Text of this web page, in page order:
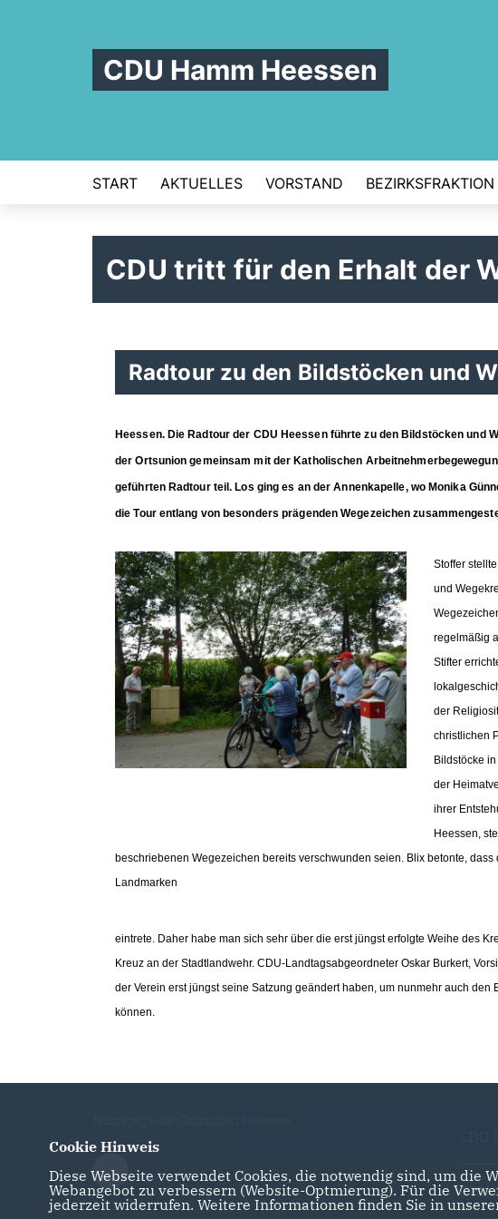
CDU Hamm Heessen
START AKTUELLES VORSTAND
CDU tritt für den Erhalt der
Radtour zu den Bildstöcken und
Heessen. Die Radtour der CDU Heessen führte zu den Bildstöcken und
der Ortsunion gemeinsam mit der Katholischen
geführten Radtour teil. Los ging es an der Annenkapelle, wo Monika
die Tour entlang von besonders prägenden Wegezeichen
Stoffer
und
regelmäßig
Stifter
der
christlichen
Bildstöcke
der
ihrer
Heessen,
beschriebenen Wegezeichen bereits verschwunden seien. Blix betonte,
Landmarken
eintrete. Daher habe man sich sehr über die erst jüngst erfolgte Weihe des
Kreuz an der Stadtlandwehr. CDU-Landtagsabgeordneter Oskar Burkert,
der Verein erst jüngst seine Satzung geändert haben, um nunmehr auch
können.
CDU
Cookie Hinweis
Diese Webseite verwendet Cookies, die notwendig sind, um
Webangebot zu verbessern (Website-Optmierung). Für die
jederzeit widerrufen. Weitere Informationen finden Sie in